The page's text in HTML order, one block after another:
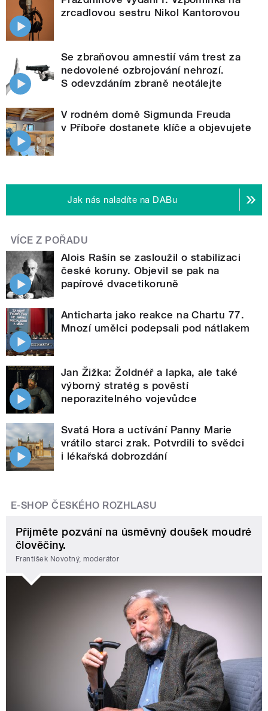
zrcadlovou sestru Nikol Kantorovou
Se zbraňovou amnestií vám trest za
nedovolené ozbrojování nehrozí.
S odevzdáním zbraně neotálejte
V rodném domě Sigmunda Freuda
v Příboře dostanete klíče a objevujete
Jak nás naladíte na DABu
VÍCE Z POŘADU
Alois Rašín se zasloužil o stabilizaci
české koruny. Objevil se pak na
papírové dvacetikoruně
Anticharta jako reakce na Chartu 77.
Mnozí umělci podepsali pod nátlakem
Jan Žižka: Žoldnéř a lapka, ale také
výborný stratég s pověstí
neporazitelného vojevůdce
Svatá Hora a uctívání Panny Marie
vrátilo starci zrak. Potvrdili to svědci
i lékařská dobrozdání
E-SHOP ČESKÉHO ROZHLASU
Přijměte pozvání na úsměvný doušek moudré
člověčiny.
František Novotný, moderátor